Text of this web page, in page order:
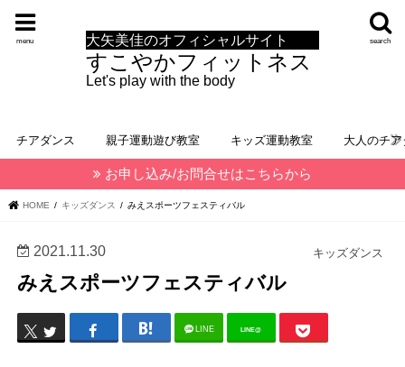
大矢美佳のオフィシャルサイト
すこやかフィットネス
Let's play with the body
search
menu
チアダンス 親子運動遊び教室 キッズ運動教室 大人のチ
お申し込み/お問合せはこちらから
HOME キッズダンス みえスポーツフェスティバル
キッズダンス
2021.11.30
みえスポーツフェスティバル
LINE LINE@